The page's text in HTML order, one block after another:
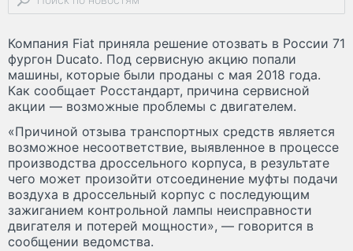
Компания Fiat приняла решение отозвать в России 71
фургон Ducato. Под сервисную акцию попали
машины, которые были проданы с мая 2018 года.
Как сообщает Росстандарт, причина сервисной
акции — возможные проблемы с двигателем.
«Причиной отзыва транспортных средств является
возможное несоответствие, выявленное в процессе
производства дроссельного корпуса, в результате
чего может произойти отсоединение муфты подачи
воздуха в дроссельный корпус с последующим
зажиганием контрольной лампы неисправности
двигателя и потерей мощности», — говорится в
сообщении ведомства.